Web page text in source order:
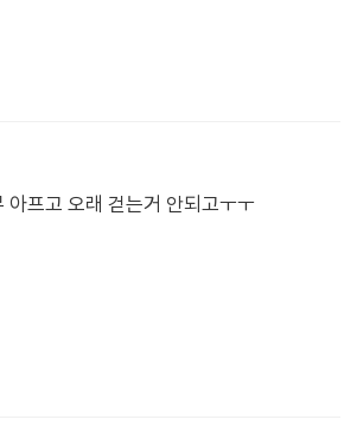
프고 오래 걷는거 안되고ㅜㅜ